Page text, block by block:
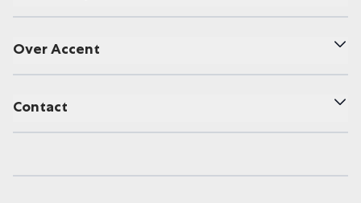
Over Accent
Contact